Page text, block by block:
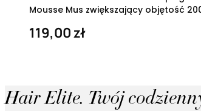
Mousse Mus zwiększający objętość
119,00 zł
Hair Elite. Twój